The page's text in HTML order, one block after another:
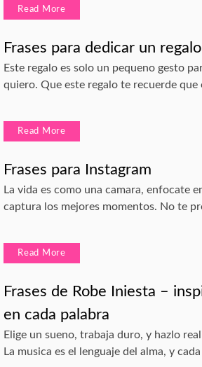
Read More
Frases para dedicar un regalo
Este regalo es solo un pequeno gesto
quiero. Que este regalo te recuerde que
Read More
Frases para Instagram
La vida es como una camara, enfocate
captura los mejores momentos. No te
Read More
Frases de Robe Iniesta –
en cada palabra
Elige un sueno, trabaja duro, y hazlo
La musica es el lenguaje del alma, y cada